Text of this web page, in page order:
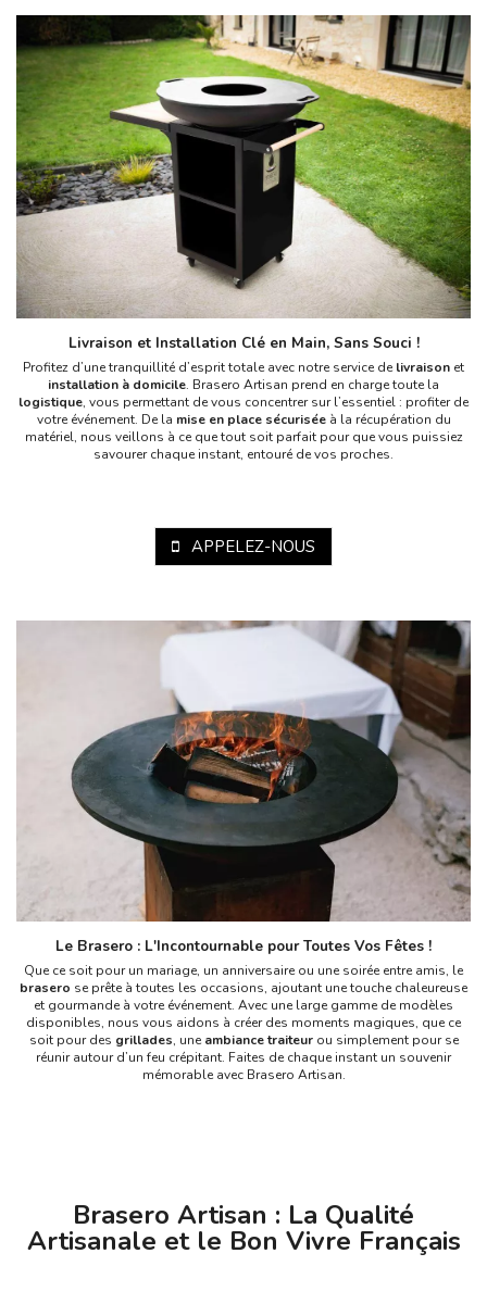
Livraison et Installation Clé en Main, Sans Souci !
Profitez d’une tranquillité d’esprit totale avec notre service de livraison et
installation à domicile. Brasero Artisan prend en charge toute la
logistique, vous permettant de vous concentrer sur l’essentiel : profiter de
votre événement. De la mise en place sécuriséeà la récupération du
matériel, nous veillons à ce que tout soit parfait pour que vous puissiez
savourer chaque instant, entouré de vos proches.
APPELEZ-NOUS
Le Brasero : L'Incontournable pour Toutes Vos Fêtes !
Que ce soit pour un mariage, un anniversaire ou une soirée entre amis, le
brasero se prête à toutes les occasions, ajoutant une touche chaleureuse
et gourmande à votre événement. Avec une large gamme de modèles
disponibles, nous vous aidons à créer des moments magiques, que ce
soit pour des grillades, une ambiance traiteurou simplement pour se
réunir autour d’un feu crépitant. Faites de chaque instant un souvenir
mémorable avec Brasero Artisan.
Brasero Artisan : La Qualité
Artisanale et le Bon Vivre Français